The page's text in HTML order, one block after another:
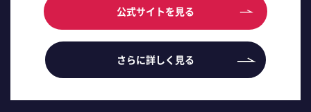
公式サイトを見る
さらに詳しく見る